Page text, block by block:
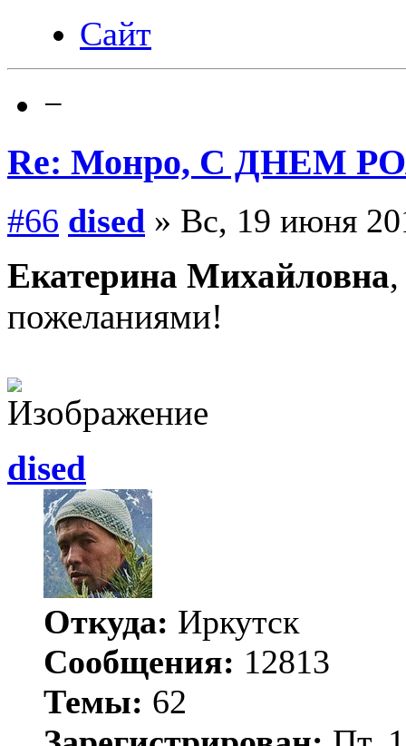
Сайт
−
Re: Монро, С ДНЕМ
#66 dised » Вс, 19 июня
Екатерина Михайловна
пожеланиями!
dised
Откуда: Иркутск
Сообщения: 12813
Темы: 62